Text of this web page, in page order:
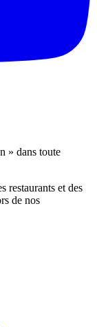
» dans toute
restaurants et des
de nos